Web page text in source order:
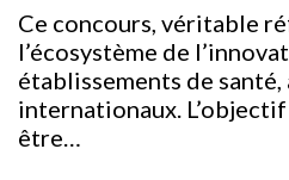
Ce concours, véritable
l’écosystème de
établissements de
internationaux.
être…